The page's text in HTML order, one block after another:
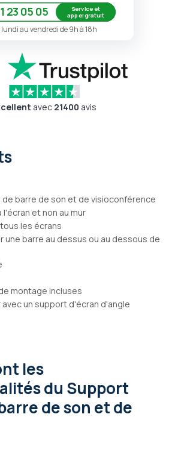
23 05 05
Service et
appel gratuit
au vendredi de 9h à 18h
avec 21400 avis
de barre de son et de visioconférence
et non au mur
les écrans
une barre au dessus ou au dessous de
montage incluses
un support d'écran d'angle
les
du Support
de son et de